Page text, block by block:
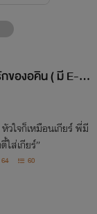
อคิน ( มี E-b
วใจก็เหมือนเกียร์ พี่มี
ใส่เกียร์”
64 60